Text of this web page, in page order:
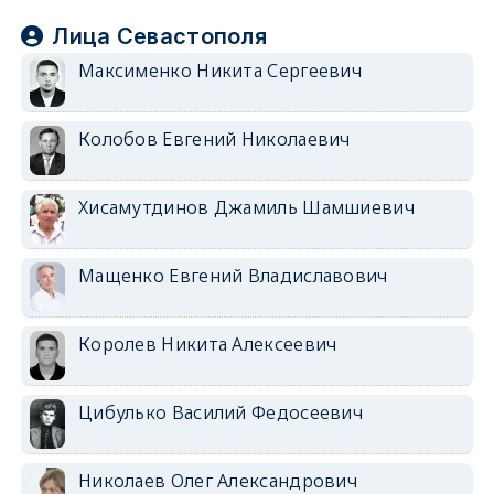
Лица Севастополя
Максименко Никита Сергеевич
Колобов Евгений Николаевич
Хисамутдинов Джамиль Шамшиевич
Мащенко Евгений Владиславович
Королев Никита Алексеевич
Цибулько Василий Федосеевич
Николаев Олег Александрович